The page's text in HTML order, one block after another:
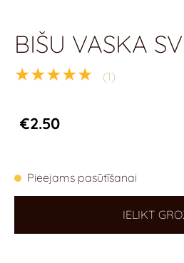
BIŠU VASKA
★★★★★ (1)
€2.50
Pieejams pasūtīšanai
IELIKT